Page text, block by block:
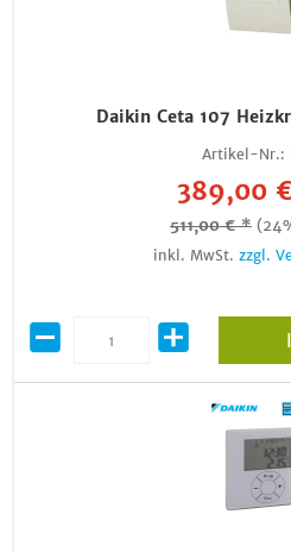
Daikin Ceta 107
Artikel-Nr.:
389,00
511,00 € *
inkl. MwSt. zzgl.